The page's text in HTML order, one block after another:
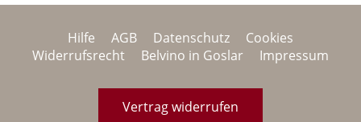
Hilfe AGB Datenschutz
Cookies
Widerrufsrecht
Belvino in Goslar Impressum
Vertrag widerrufen